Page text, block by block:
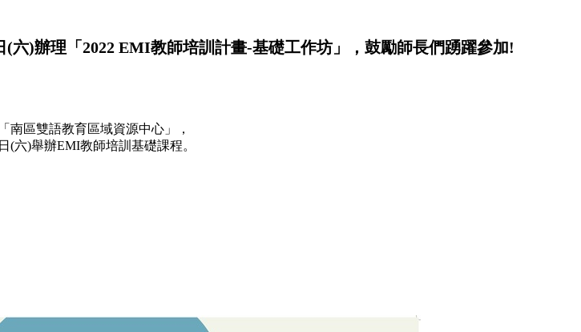
六)辦理「2022 EMI教師培訓計畫-基礎工作坊」，鼓勵師長們踴躍參加!
南區雙語教育區域資源中心」，
(六)舉辦EMI教師培訓基礎課程。